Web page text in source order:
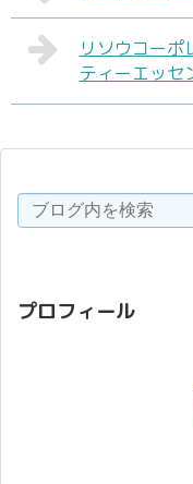
リソウコーポ
ティーエッセ
プロフィール